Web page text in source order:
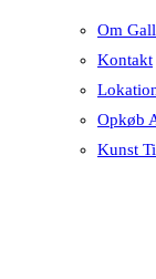
Om
Kontakt
Opkøb
Kunst